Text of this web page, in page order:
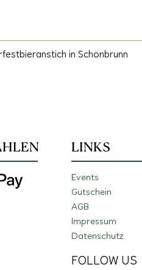
in Schönbrunn
LINKS
Events
Gutschein
AGB
Impressum
Datenschutz
FOLLOW US